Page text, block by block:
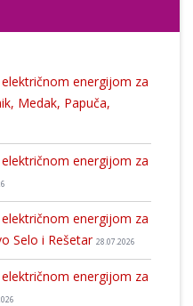
energijom za
Medak, Papuča,
energijom za
energijom za
Selo i Rešetar 28.07.2026
energijom za